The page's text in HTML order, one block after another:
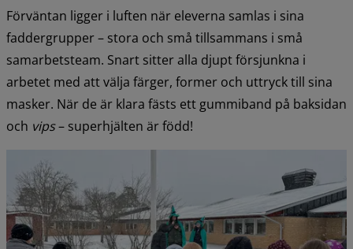
Förväntan ligger i luften när eleverna samlas i sina
faddergrupper – stora och små tillsammans i små
samarbetsteam. Snart sitter alla djupt försjunkna i
arbetet med att välja färger, former och uttryck till sina
masker. När de är klara fästs ett gummiband på baksidan
och vips – superhjälten är född!